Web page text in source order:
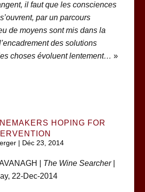
il faut que les consciences
par un parcours
de moyens sont mis dans la
des solutions
choses évoluent lentement… »
HOPING FOR
| Déc 23, 2014
| The Wine Searcher|
22-Dec-2014